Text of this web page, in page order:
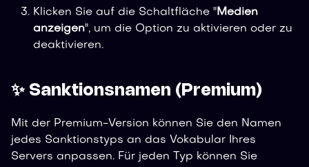
Klicken Sie auf die Schaltfläche "Medien
anzeigen", um die Option zu aktivieren oder zu
deaktivieren.
✨ Sanktionsnamen (Premium)
Mit der Premium-Version können Sie den Namen
jedes Sanktionstyps an das Vokabular Ihres
Servers anpassen. Für jeden Typ können Sie